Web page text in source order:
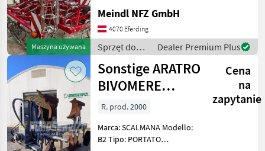
Maszyna używana
oświetlenia, Składanie
hydrauliczne Sprzęt do
uprawy roli Kultywatory
Meindl NFZ GmbH
4070 Eferding
Sprzęt do
uprawy roli /
Kongskilde
Dealer Premium Plus
Sonstige ARATRO
BIVOMERE
SCALMANA B2
Cena
na
zapytanie
R. prod. 2000
Marca: SCALMANA Modello:
B2 Tipo: PORTATO